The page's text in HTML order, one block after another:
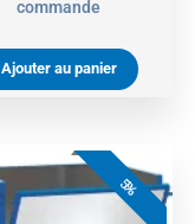
commande
Ajouter au panier
5%
prix
initial
prix